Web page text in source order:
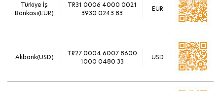
Türkiye İş
Bankası(EUR)
TR31 0006 4000 0021
3930 0243 83
EUR
Akbank(USD)
TR27 0004 6007 8600
1000 0480 33
USD